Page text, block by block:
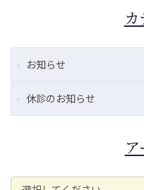
お知らせ
休診のお知らせ